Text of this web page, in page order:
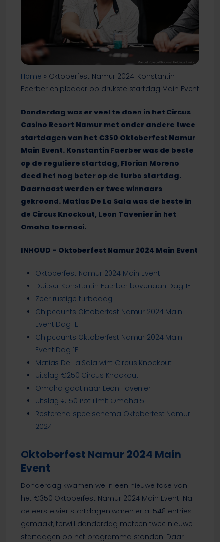
Home » Oktoberfest Namur 2024: Konstantin
Faerber chipleader op drukste startdag Main Event
Donderdag was er veel te doen in het Circus
Casino Resort Namur met onder andere twee
startdagen van het €350 Oktoberfest Namur
Main Event. Konstantin Faerber was de beste
op de reguliere startdag, Florian Moreno
deed het nog beter op de turbo startdag.
Daarnaast werden er twee winnaars
gekroond. Matias De La Sala was de beste in
de Circus Knockout, Leon Tavenier in het
Omaha toernooi.
INHOUD – Oktoberfest Namur 2024 Main Event
Oktoberfest Namur 2024 Main Event
Duitser Konstantin Faerber bovenaan Dag 1E
Zeer rustige turbodag
Chipcounts Oktoberfest Namur 2024 Main
Event Dag 1E
Chipcounts Oktoberfest Namur 2024 Main
Event Dag 1F
Matias De La Sala wint Circus Knockout
Uitslag €250 Circus Knockout
Omaha gaat naar Leon Tavenier
Uitslag €150 Pot Limit Omaha 5
Resterend speelschema Oktoberfest Namur
2024
Oktoberfest Namur 2024 Main
Event
Donderdag kwamen we in een nieuwe fase van
het €350 Oktoberfest Namur 2024 Main Event. Na
de eerste vier startdagen waren er al 548 entries
gemaakt, terwijl donderdag meteen twee nieuwe
startdagen op het programma stonden. Daar